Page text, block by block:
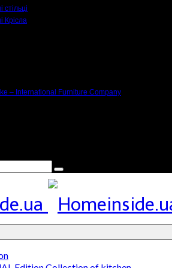
стільці
Крісла
– International Furniture Company